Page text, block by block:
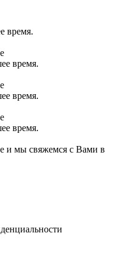
время.
время.
время.
время.
и мы свяжемся с Вами в